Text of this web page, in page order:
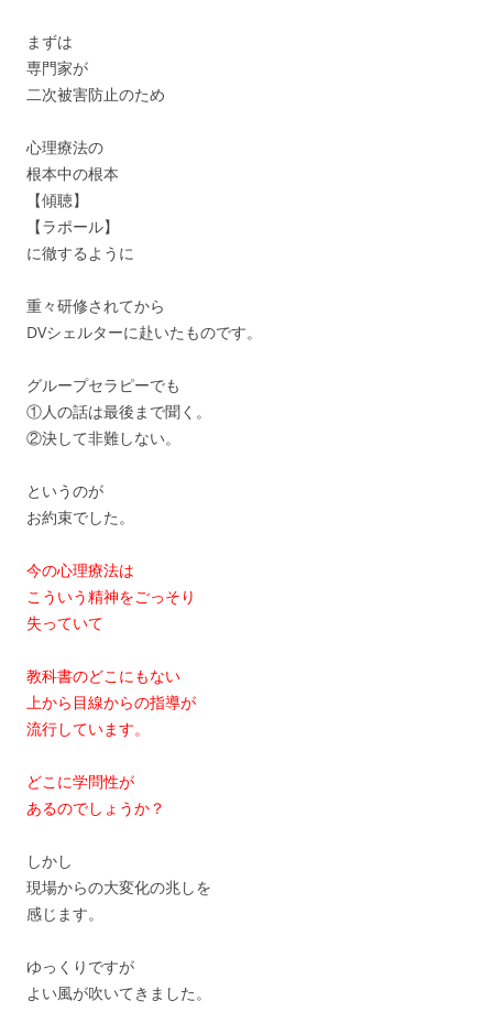
まずは
専門家が
二次被害防止のため
心理療法の
根本中の根本
【傾聴】
【ラポール】
に徹するように
重々研修されてから
DVシェルターに赴いたものです。
グループセラピーでも
①人の話は最後まで聞く。
②決して非難しない。
というのが
お約束でした。
今の心理療法は
こういう精神をごっそり
失っていて
教科書のどこにもない
上から目線からの指導が
流行しています。
どこに学問性が
あるのでしょうか？
しかし
現場からの大変化の兆しを
感じます。
ゆっくりですが
よい風が吹いてきました。